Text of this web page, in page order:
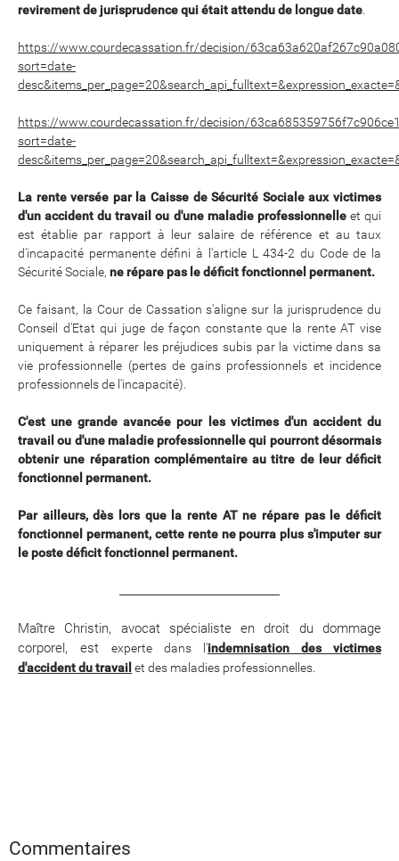
revirement de jurisprudence qui était attendu de longue date
https://www.courdecassation.fr/decision/
sort=date-
https://www.courdecassation.fr/decision/
sort=date-
La rente versée par la Caisse de Sécurité Sociale aux victimes
d'un accident du travail ou d'une maladie professionnelle et qui
est établie par rapport à leur salaire de référence et au taux
d'incapacité permanente défini à l'article L 434-2 du Code de la
Sécurité Sociale, ne répare pas le déficit fonctionnel permanent.
Ce faisant, la Cour de Cassation s'aligne sur la jurisprudence du
Conseil d'Etat qui juge de façon constante que la rente AT vise
uniquement à réparer les préjudices subis par la victime dans sa
vie professionnelle (pertes de gains professionnels et incidence
professionnels de l'incapacité).
C'est une grande avancée pour les victimes d'un accident du
travail ou d'une maladie professionnelle qui pourront désormais
obtenir une réparation complémentaire au titre de leur déficit
fonctionnel permanent.
Par ailleurs, dès lors que la rente AT ne répare pas le déficit
fonctionnel permanent, cette rente ne pourra plus s'imputer sur
le poste déficit fonctionnel permanent.
Maître Christin, avocat spécialiste en droit du dommage
corporel, est experte dans l'indemnisation des victimes
d'accident du travail et des maladies professionnelles.
Commentaires